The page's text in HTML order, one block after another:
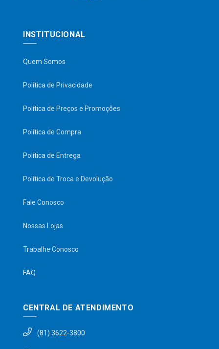
INSTITUCIONAL
Quem Somos
Política de Privacidade
Política de Preços e Promoções
Política de Compra
Política de Entrega
Política de Troca e Devolução
Fale Conosco
Nossas Lojas
Trabalhe Conosco
FAQ
CENTRAL DE ATENDIMENTO
(81) 3622-3800